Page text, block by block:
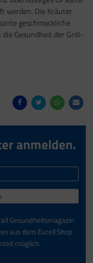
werden. Die Kräuter
geschmackliche
Gesundheit der Grill-
anmelden.
Gesundheitsmagazin
aus dem Eucell Shop.
möglich.